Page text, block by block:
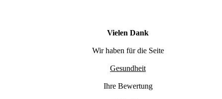
Vielen Dank
Wir haben für die Seite
Gesundheit
Ihre Bewertung